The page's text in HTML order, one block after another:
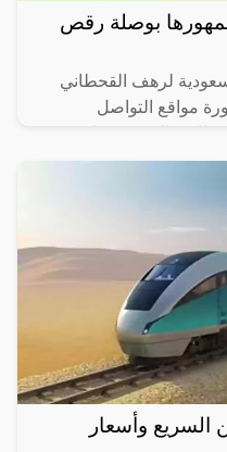
بوصلة رقص
لرهف القحطاني
مواقع التواصل
وأسعار